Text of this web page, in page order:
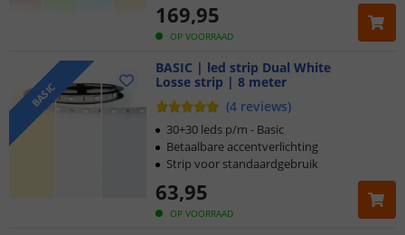
OP VOORRAAD
169,95
BASIC
BASIC | led strip Dual White
Losse strip | 8 meter
(4 reviews)
OP VOORRAAD
63,95
30+30 leds p/m - Basic
Betaalbare accentverlichting
Strip voor standaardgebruik